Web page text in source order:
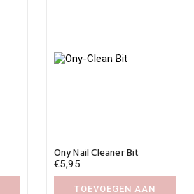
Ony Nail Cleaner Bit
€5,95
TOEVOEGEN AAN